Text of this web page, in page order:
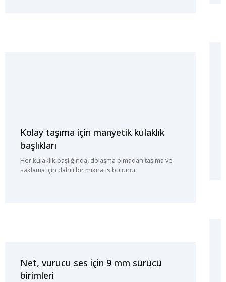
Kolay taşıma için manyetik kulaklık
başlıkları
Her kulaklık başlığında, dolaşma olmadan taşıma ve
saklama için dahili bir mıknatıs bulunur.
Net, vurucu ses için 9 mm sürücü
birimleri